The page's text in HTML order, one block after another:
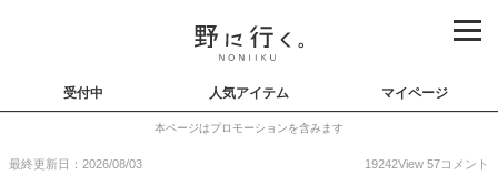
受付中 人気アイテム マイページ
本ページはプロモーションを含みます
最終更新日：2026/08/03 19242View 57コメント